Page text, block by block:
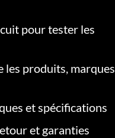
pour tester les
les produits, marques
et spécifications
et garanties